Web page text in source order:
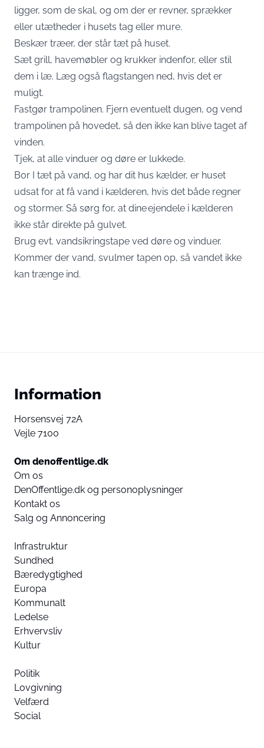
ligger, som de skal, og om der er revner, sprækker
eller utætheder i husets tag eller mure.
Beskær træer, der står tæt på huset.
Sæt grill, havemøbler og krukker indenfor, eller stil
dem i læ. Læg også flagstangen ned, hvis det er
muligt.
Fastgør trampolinen. Fjern eventuelt dugen, og vend
trampolinen på hovedet, så den ikke kan blive taget af
vinden.
Tjek, at alle vinduer og døre er lukkede.
Bor I tæt på vand, og har dit hus kælder, er huset
udsat for at få vand i kælderen, hvis det både regner
og stormer. Så sørg for, at dine ejendele i kælderen
ikke står direkte på gulvet.
Brug evt. vandsikringstape ved døre og vinduer.
Kommer der vand, svulmer tapen op, så vandet ikke
kan trænge ind.
Information
Horsensvej 72A
Vejle 7100
Om denoffentlige.dk
Om os
DenOffentlige.dk og personoplysninger
Kontakt os
Salg og Annoncering
Infrastruktur
Sundhed
Bæredygtighed
Europa
Kommunalt
Ledelse
Erhvervsliv
Kultur
Politik
Lovgivning
Velfærd
Social